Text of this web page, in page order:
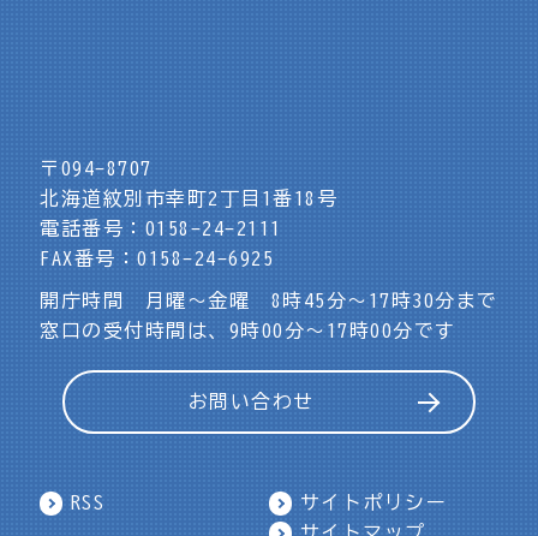
〒094-8707
北海道紋別市幸町2丁目1番18号
電話番号：0158-24-2111
FAX番号：0158-24-6925
開庁時間 月曜～金曜 8時45分～17時30分まで
窓口の受付時間は、9時00分～17時00分です
お問い合わせ
RSS
サイトポリシー